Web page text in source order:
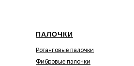
ПАЛОЧКИ
Ротанговые палочки
Фибровые палочки